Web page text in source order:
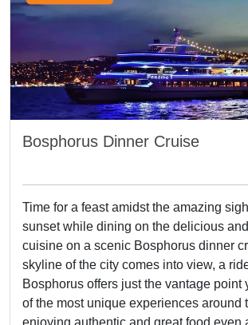
Bosphorus Dinner Cruise
Time for a feast amidst the amazing
sunset while dining on the delicious
cuisine on a scenic Bosphorus dinner
skyline of the city comes into view, a
Bosphorus offers just the vantage point
of the most unique experiences around
enjoying authentic and great food even